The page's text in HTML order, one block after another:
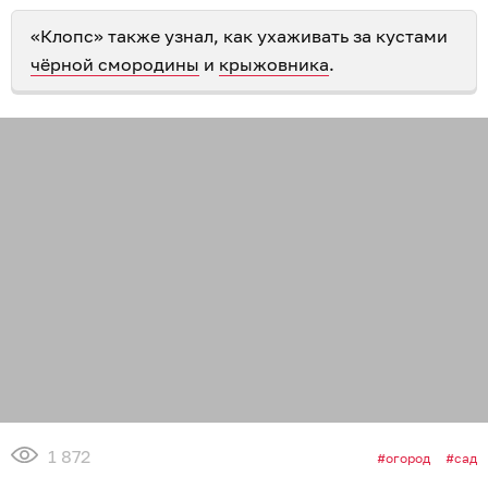
«Клопс» также узнал, как ухаживать за кустами
чёрной смородины и крыжовника.
1 872 огород сад